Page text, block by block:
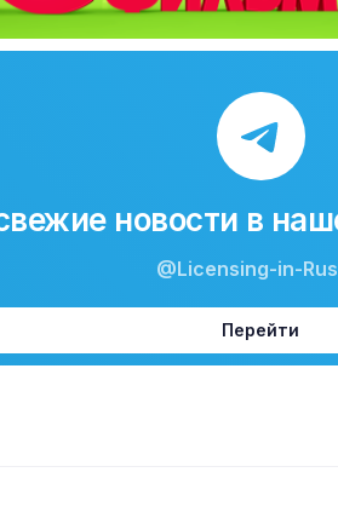
новости в
@Licensing-in-
Перейти